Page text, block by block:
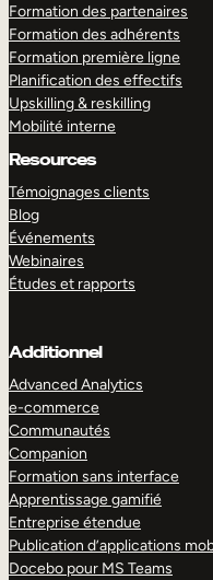
Formation des partenaires
Formation des adhérents
Formation première ligne
Planification des effectifs
Upskilling & reskilling
Mobilité interne
Resources
Témoignages clients
Blog
Événements
Webinaires
Études et rapports
Additionnel
Advanced Analytics
e-commerce
Communautés
Companion
Formation sans interface
Apprentissage gamifié
Entreprise étendue
Publication d’applications
Docebo pour MS Teams